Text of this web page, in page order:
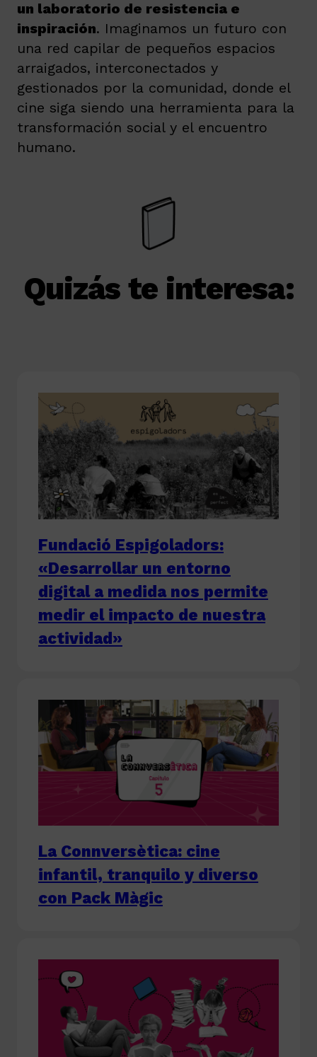
un laboratorio de resistencia e
inspiración. Imaginamos un futuro con
una red capilar de pequeños espacios
arraigados, interconectados y
gestionados por la comunidad, donde el
cine siga siendo una herramienta para la
transformación social y el encuentro
humano.
Quizás te interesa:
Fundació Espigoladors:
«Desarrollar un entorno
digital a medida nos permite
medir el impacto de nuestra
actividad»
La Connversètica: cine
infantil, tranquilo y diverso
con Pack Màgic